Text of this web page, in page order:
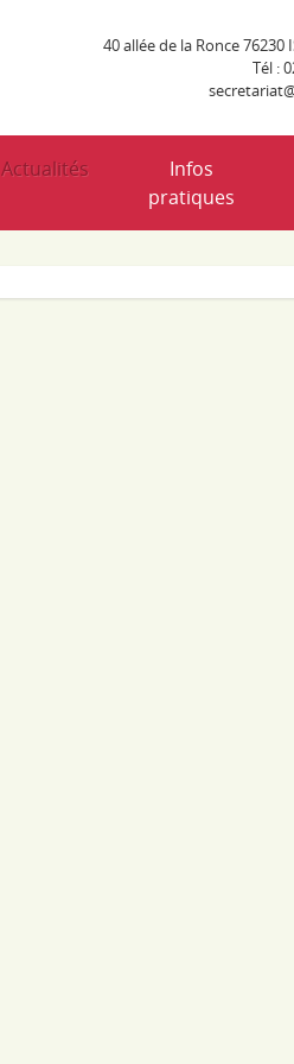
40 allée de la Ronce 76230
Tél :
Actualités
Infos
pratiques